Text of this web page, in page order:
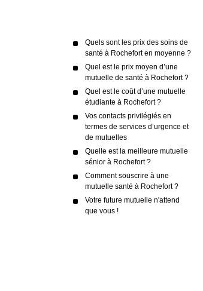
Quels sont les prix des soins de
santé à Rochefort en moyenne ?
Quel est le prix moyen d’une
mutuelle de santé à Rochefort ?
Quel est le coût d’une mutuelle
étudiante à Rochefort ?
Vos contacts privilégiés en
termes de services d’urgence et
de mutuelles
Quelle est la meilleure mutuelle
sénior à Rochefort ?
Comment souscrire à une
mutuelle santé à Rochefort ?
Votre future mutuelle n'attend
que vous !